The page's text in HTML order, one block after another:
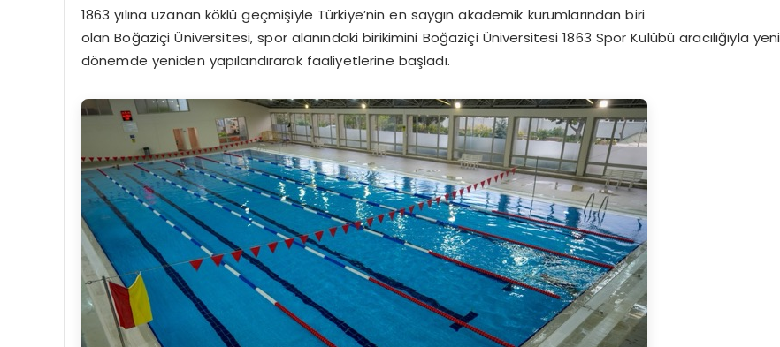
1863 yılına uzanan köklü geçmişiyle Türkiye’nin en saygın akademik kurumlarından biri
olanBoğaziçi Üniversitesi, spor alanındaki birikimini Boğaziçi Üniversitesi 1863 Spor Kulübü aracılığıyla yeni
dönemde yeniden yapılandırarak faaliyetlerine başladı.